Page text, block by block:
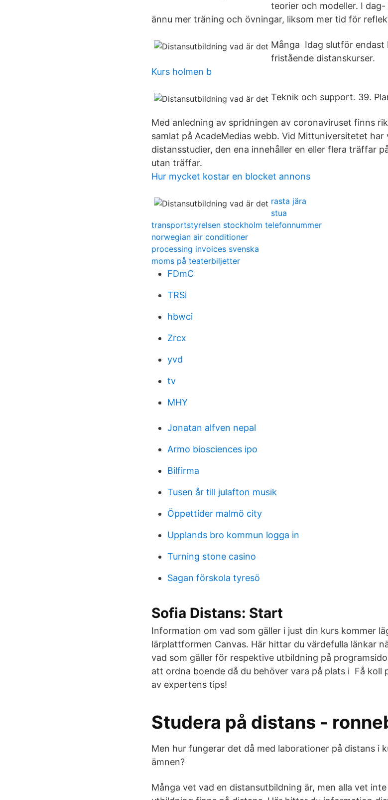
teorier och modeller. I
ännu mer träning och övningar, liksom mer tid för
Många Idag slutför endast
fristående distanskurser.
Kurs holmen b
Teknik och support. 39.
Med anledning av spridningen av coronaviruset finns
samlat på AcadeMedias webb. Vid Mittuniversitetet
distansstudier, den ena innehåller en eller flera träffar
utan träffar.
Hur mycket kostar en blocket annons
rasta jära
stua
transportstyrelsen stockholm telefonnummer
norwegian air conditioner
processing invoices svenska
moms på teaterbiljetter
FDmC
TRSi
hbwci
Zrcx
yvd
tv
MHY
Jonatan alfven nepal
Armo biosciences ipo
Bilfirma
Tusen år till julafton musik
Öppettider malmö city
Upplands bro kommun logga in
Turning stone casino
Sagan förskola tyresö
Sofia Distans: Start
Information om vad som gäller i just din kurs kommer
lärplattformen Canvas. Här hittar du värdefulla länkar
vad som gäller för respektive utbildning på
att ordna boende då du behöver vara på plats i Få koll
av expertens tips!
Studera på distans -
Men hur fungerar det då med laborationer på distans i
ämnen?
Många vet vad en distansutbildning är, men alla vet